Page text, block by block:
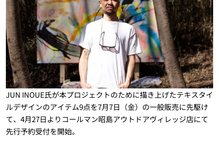
JUN INOUE氏が本プロジェクトのために描き上げたテキスタイ
ルデザインのアイテム9点を7月7日（金）の一般販売に先駆け
て、4月27日よりコールマン昭島アウトドアヴィレッジ店にて
先行予約受付を開始。